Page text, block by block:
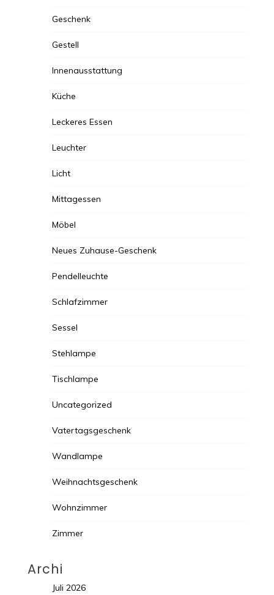
Geschenk
Gestell
Innenausstattung
Küche
Leckeres Essen
Leuchter
Licht
Mittagessen
Möbel
Neues Zuhause-Geschenk
Pendelleuchte
Schlafzimmer
Sessel
Stehlampe
Tischlampe
Uncategorized
Vatertagsgeschenk
Wandlampe
Weihnachtsgeschenk
Wohnzimmer
Zimmer
Archi
Juli 2026